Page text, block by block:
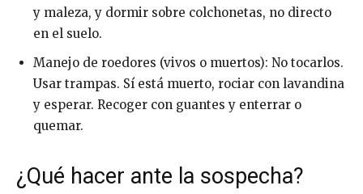
y maleza, y dormir sobre colchonetas, no directo
en el suelo.
Manejo de roedores (vivos o muertos): No tocarlos.
Usar trampas. Sí está muerto, rociar con lavandina
y esperar. Recoger con guantes y enterrar o
quemar.
¿Qué hacer ante la sospecha?